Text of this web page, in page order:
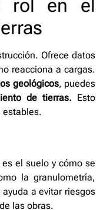
rol en el
Ofrece datos
reacciona a cargas.
geológicos, puedes
de tierras. Esto
estables.
el suelo y cómo se
la granulometría,
a evitar riesgos
las obras.